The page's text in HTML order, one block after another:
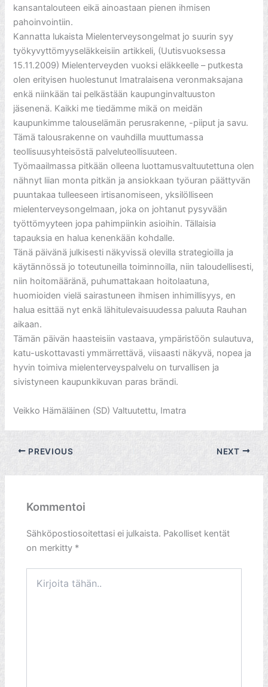
kansantalouteen eikä ainoastaan pienen ihmisen
pahoinvointiin.
Kannatta lukaista Mielenterveysongelmat jo suurin syy
työkyvyttömyyseläkkeisiin artikkeli, (Uutisvuoksessa
15.11.2009) Mielenterveyden vuoksi eläkkeelle – putkesta
olen erityisen huolestunut Imatralaisena veronmaksajana
enkä niinkään tai pelkästään kaupunginvaltuuston
jäsenenä. Kaikki me tiedämme mikä on meidän
kaupunkimme talouselämän perusrakenne, -piiput ja savu.
Tämä talousrakenne on vauhdilla muuttumassa
teollisuusyhteisöstä palveluteollisuuteen.
Työmaailmassa pitkään olleena luottamusvaltuutettuna olen
nähnyt liian monta pitkän ja ansiokkaan työuran päättyvän
puuntakaa tulleeseen irtisanomiseen, yksilölliseen
mielenterveysongelmaan, joka on johtanut pysyvään
työttömyyteen jopa pahimpiinkin asioihin. Tällaisia
tapauksia en halua kenenkään kohdalle.
Tänä päivänä julkisesti näkyvissä olevilla strategioilla ja
käytännössä jo toteutuneilla toiminnoilla, niin taloudellisesti,
niin hoitomääränä, puhumattakaan hoitolaatuna,
huomioiden vielä sairastuneen ihmisen inhimillisyys, en
halua esittää nyt enkä lähitulevaisuudessa paluuta Rauhan
aikaan.
Tämän päivän haasteisiin vastaava, ympäristöön sulautuva,
katu-uskottavasti ymmärrettävä, viisaasti näkyvä, nopea ja
hyvin toimiva mielenterveyspalvelu on turvallisen ja
sivistyneen kaupunkikuvan paras brändi.
Veikko Hämäläinen (SD) Valtuutettu, Imatra
PREVIOUS NEXT
Kommentoi
Sähköpostiosoitettasi ei julkaista. Pakolliset kentät
on merkitty *
tähän..